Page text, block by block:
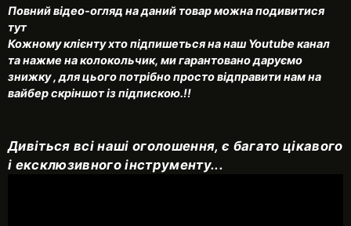
Повний відео-огляд на даний товар можна подивитися
тут
Кожному клієнту хто підпишеться на наш Youtubе канал
та нажме на колокольчик, ми гарантовано даруємо
знижку , для цього потрібно просто відправити нам на
вайбер скріншот із підпискою.!!
Дивіться всі наші оголошення, є багато цікавого
і ексклюзивного інструменту...